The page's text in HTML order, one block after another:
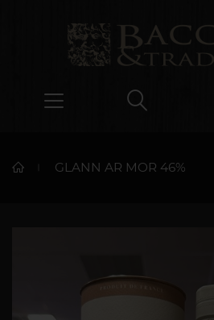
GLANN AR MOR 46%